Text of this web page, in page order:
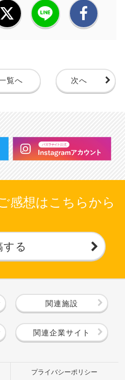
覧へ 次へ
感想はこちらから
する
関連施設
関連企業サイト
プライバシーポリシー